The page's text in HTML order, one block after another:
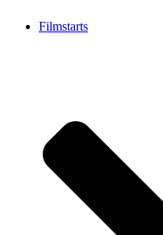
Filmstarts